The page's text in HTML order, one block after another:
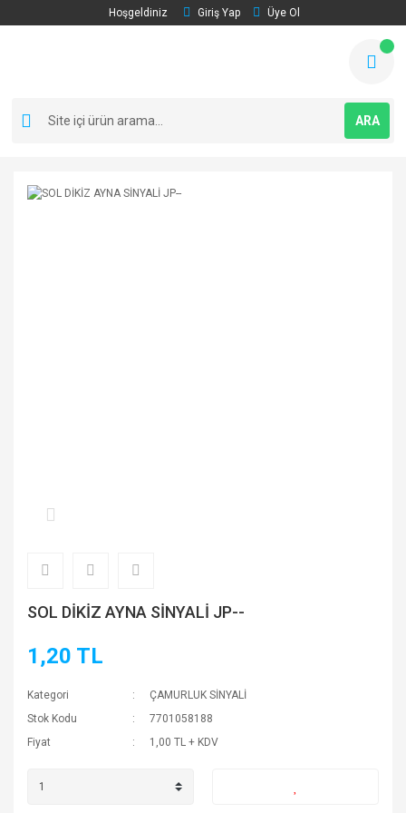
Hoşgeldiniz Giriş Yap Üye Ol
ARA
SOL DİKİZ AYNA SİNYALİ JP--
1,20 TL
Kategori
ÇAMURLUK SİNYALİ
Stok Kodu
7701058188
Fiyat
1,00 TL + KDV